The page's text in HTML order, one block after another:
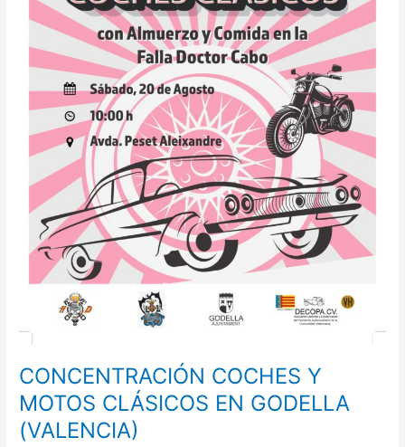
CONCENTRACIÓN COCHES Y
MOTOS CLÁSICOS EN GODELLA
(VALENCIA)